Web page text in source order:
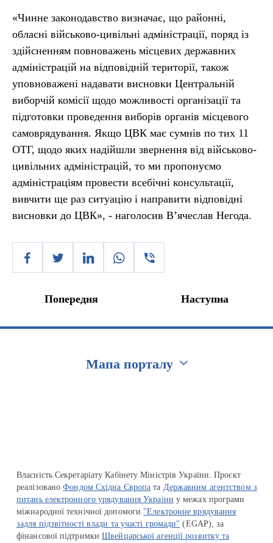
«Чинне законодавство визначає, що районні,
обласні військово-цивільні адміністрації, поряд із
здійсненням повноважень місцевих державних
адміністрацій на відповідній території, також
уповноважені надавати висновки Центральній
виборчій комісії щодо можливості організації та
підготовки проведення виборів органів місцевого
самоврядування. Якщо ЦВК має сумнів по тих 11
ОТГ, щодо яких надійшли звернення від військово-
цивільних адміністрацій, то ми пропонуємо
адміністраціям провести всебічні консультації,
вивчити ще раз ситуацію і направити відповідні
висновки до ЦВК», - наголосив В’ячеслав Негода.
Попередня Наступна
Мапа порталу
Власність Секретаріату Кабінету Міністрів України. Проєкт
реалізованоФондом Східна Європа та Державним агентством з
питань електронного урядування України у межах програми
міжнародної технічної допомоги "Електронне врядування
задля підзвітності влади та участі громади" (EGAP), за
фінансової підтримкиШвейцарської агенції розвитку та